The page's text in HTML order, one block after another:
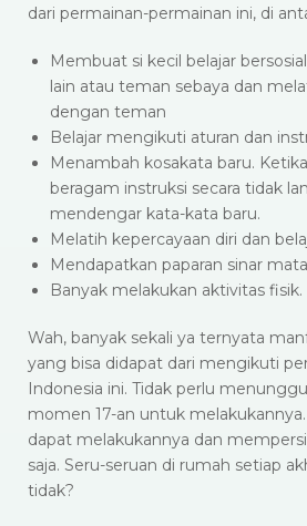
dari permainan-permainan ini, di
Membuat si kecil belajar
lain atau teman sebaya dan
dengan teman
Belajar mengikuti aturan dan
Menambah kosakata baru.
beragam instruksi secara tidak
mendengar kata-kata baru.
Melatih kepercayaan diri dan
Mendapatkan paparan sinar
Banyak melakukan aktivitas fisik.
Wah, banyak sekali ya ternyata
yang bisa didapat dari mengikuti
Indonesia ini. Tidak perlu
momen 17-an untuk
dapat melakukannya dan
saja. Seru-seruan di rumah setiap
tidak?